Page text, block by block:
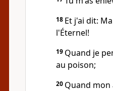
18 Et j'ai dit:
l'Éternel!
19 Quand je
au poison;
20 Quand mon